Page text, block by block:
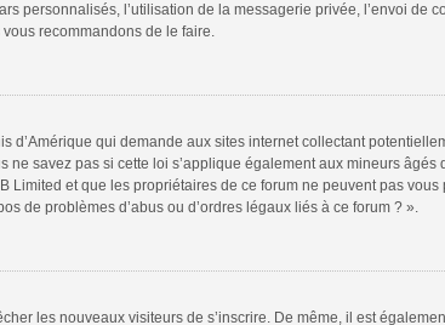
personnalisés, l’utilisation de la messagerie privée, l’envoi de
vous recommandons de le faire.
d’Amérique qui demande aux sites internet collectant
savez pas si cette loi s’applique également aux mineurs
et que les propriétaires de ce forum ne peuvent pas
de problèmes d’abus ou d’ordres légaux liés à ce forum ? ».
les nouveaux visiteurs de s’inscrire. De même, il est